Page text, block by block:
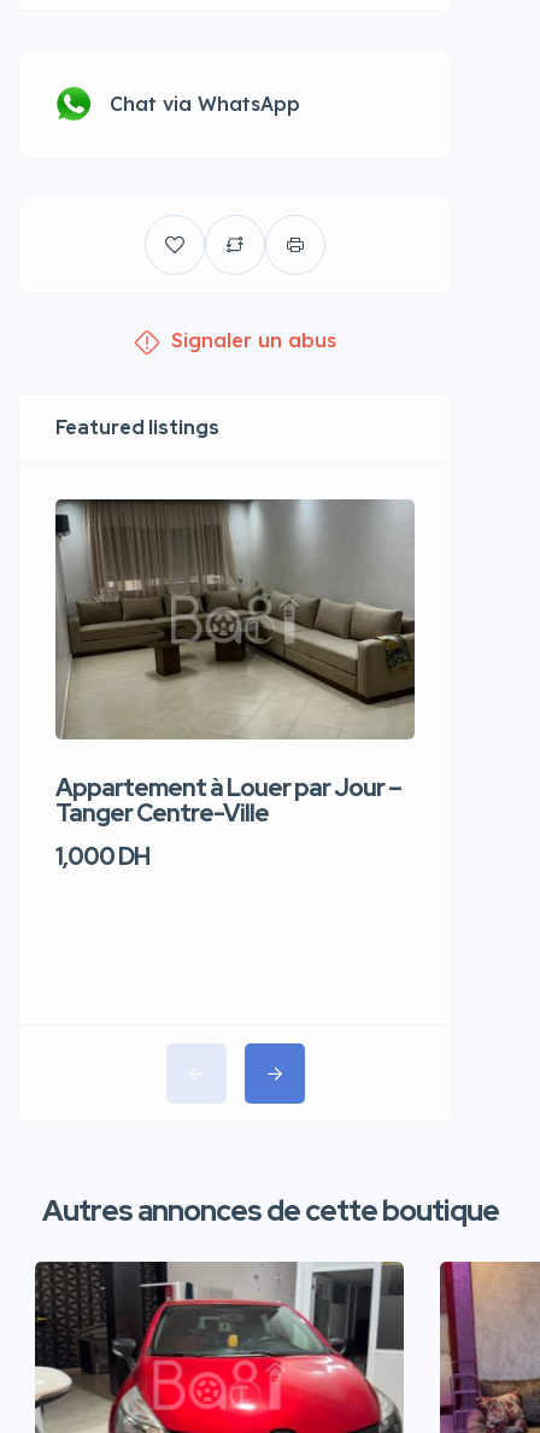
Chat via WhatsApp
Signaler un abus
Featured listings
Appartement à Louer par Jour –
Tanger Centre-Ville
1,000 DH
Autres annonces de cette boutique